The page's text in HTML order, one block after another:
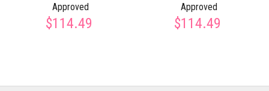
Approved
$114.49
Approved
$114.49